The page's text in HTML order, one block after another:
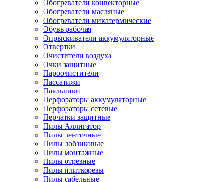
Обогреватели конвекторные
Обогреватели масляные
Обогреватели микатермические
Обувь рабочая
Опрыскиватели аккумуляторные
Отвертки
Очистители воздуха
Очки защитные
Пароочистители
Пассатижи
Паяльники
Перфораторы аккумуляторные
Перфораторы сетевые
Перчатки защитные
Пилы Аллигатор
Пилы ленточные
Пилы лобзиковые
Пилы монтажные
Пилы отрезные
Пилы плиткорезы
Пилы сабельные